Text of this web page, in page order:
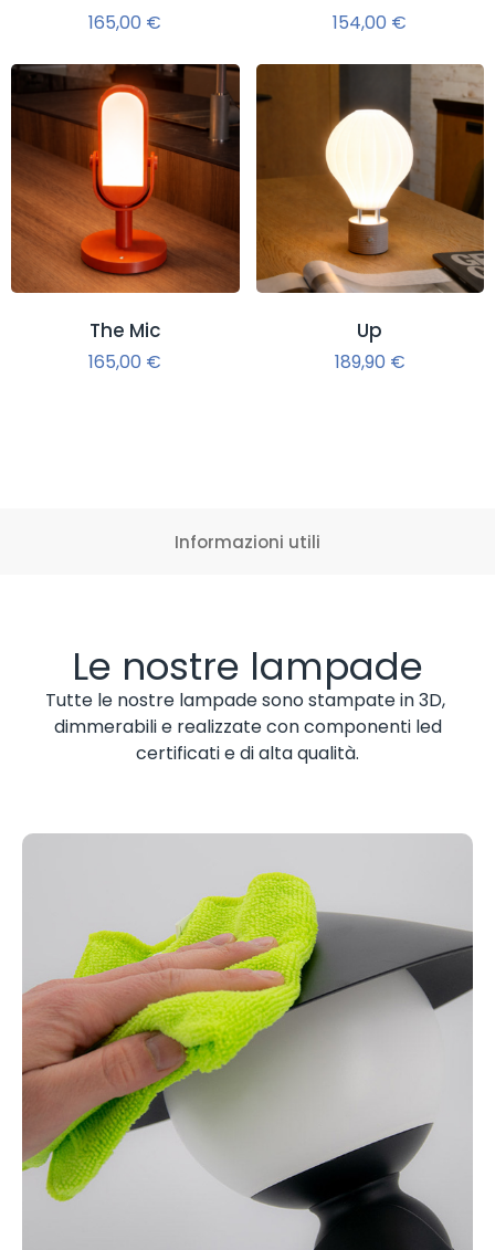
165,00 € 154,00 €
The Mic
165,00 €
Up
189,90 €
Informazioni utili
Le nostre lampade
Tutte le nostre lampade sono stampate in 3D,
dimmerabili e realizzate con componenti led
certificati e di alta qualità.